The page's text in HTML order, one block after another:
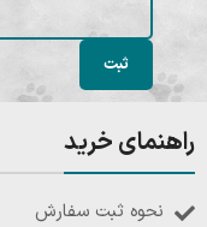
راهنمای خرید
نحوه ثبت سفارش